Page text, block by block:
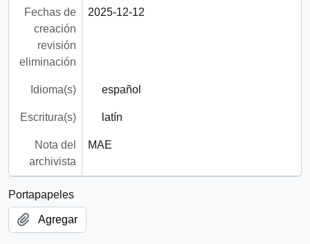
Fechas de
creación
revisión
eliminación
2025-12-12
Idioma(s) español
Escritura(s) latín
Nota del
archivista
MAE
Portapapeles
Agregar